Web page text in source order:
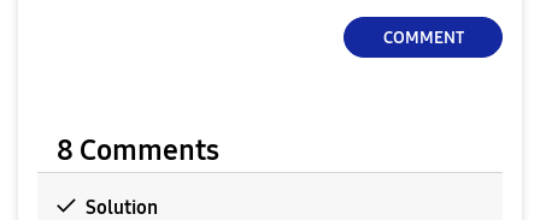
COMMENT
8 Comments
Solution